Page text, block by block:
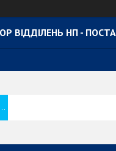
ВІДДІЛЕНЬ НП -